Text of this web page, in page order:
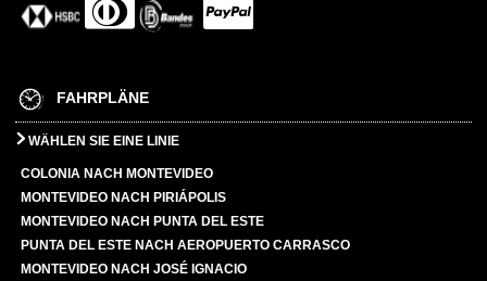
FAHRPLÄNE
WÄHLEN SIE EINE LINIE
COLONIA NACH MONTEVIDEO
MONTEVIDEO NACH PIRIÁPOLIS
MONTEVIDEO NACH PUNTA DEL ESTE
PUNTA DEL ESTE NACH AEROPUERTO CARRASCO
MONTEVIDEO NACH JOSÉ IGNACIO